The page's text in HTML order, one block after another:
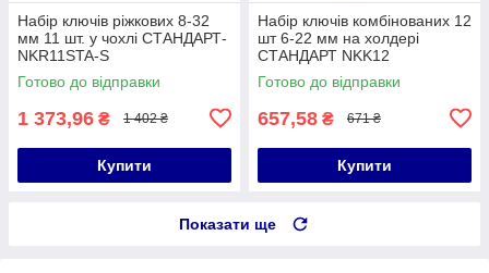
Набір ключів ріжкових 8-32
мм 11 шт. у чохлі СТАНДАРТ-
NKR11STA-S
Готово до відправки
1 373,96 ₴ 1 402 ₴
Купити
Набір ключів комбінованих 12
шт 6-22 мм на холдері
СТАНДАРТ NKK12
Готово до відправки
657,58 ₴ 671 ₴
Купити
Показати ще